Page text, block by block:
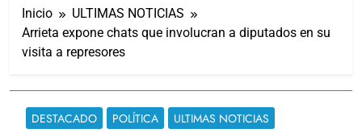
Inicio
ULTIMAS NOTICIAS
Arrieta expone chats que involucran a diputados en su
visita a represores
DESTACADO POLÍTICA ULTIMAS NOTICIAS